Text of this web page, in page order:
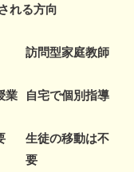
れる方向
訪問型家庭教師
業 自宅で個別指導
生徒の移動は不
要